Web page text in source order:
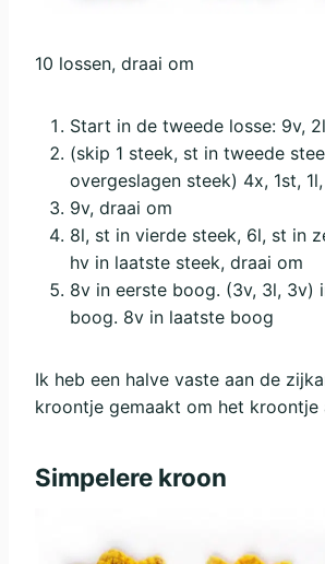
10 lossen, draai om
Start in de tweede losse: 9v,
(skip 1 steek, st in tweede
overgeslagen steek) 4x, 1st,
9v, draai om
8l, st in vierde steek, 6l, st in
hv in laatste steek, draai om
8v in eerste boog. (3v, 3l, 3v)
boog. 8v in laatste boog
Ik heb een halve vaste aan de
kroontje gemaakt om het kroontje
Simpelere kroon